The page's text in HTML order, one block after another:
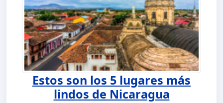
Estos son los 5 lugares más
lindos de Nicaragua